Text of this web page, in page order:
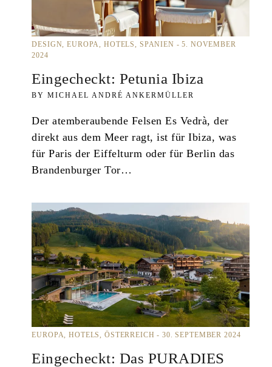
DESIGN EUROPA HOTELS SPANIEN
5. NOVEMBER
2024
Eingecheckt: Petunia Ibiza
MICHAEL ANDRÉ ANKERMÜLLER
Der atemberaubende Felsen Es Vedrà, der
direkt aus dem Meer ragt, ist für Ibiza, was
für Paris der Eiffelturm oder für Berlin das
Brandenburger Tor…
EUROPA HOTELS ÖSTERREICH 30. SEPTEMBER 2024
Eingecheckt: Das PURADIES